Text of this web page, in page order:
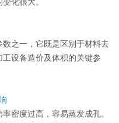
化很大。
之一，它既是区别于材料去
设备造价及体积的关键参
度过高，容易蒸发成孔。